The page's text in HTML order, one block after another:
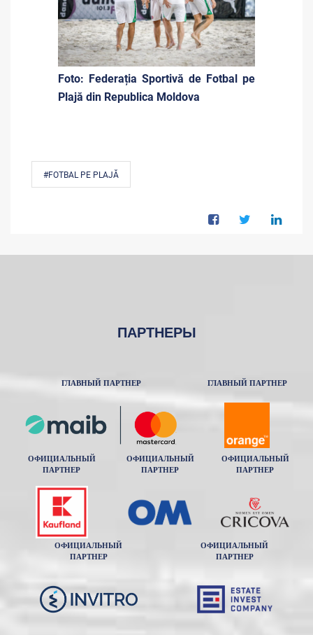
Foto: Federația Sportivă de Fotbal pe
Plajă din Republica Moldova
#FOTBAL PE PLAJĂ
ПАРТНЕРЫ
ГЛАВНЫЙ ПАРТНЕР ГЛАВНЫЙ ПАРТНЕР
ОФИЦИАЛЬНЫЙ
ПАРТНЕР
ОФИЦИАЛЬНЫЙ
ПАРТНЕР
ОФИЦИАЛЬНЫЙ
ПАРТНЕР
ОФИЦИАЛЬНЫЙ
ПАРТНЕР
ОФИЦИАЛЬНЫЙ
ПАРТНЕР